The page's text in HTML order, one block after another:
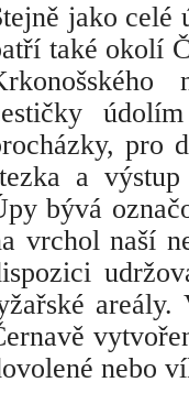
jako celé
také okolí
pro
a
bývá
vrchol naší
areály.
nebo